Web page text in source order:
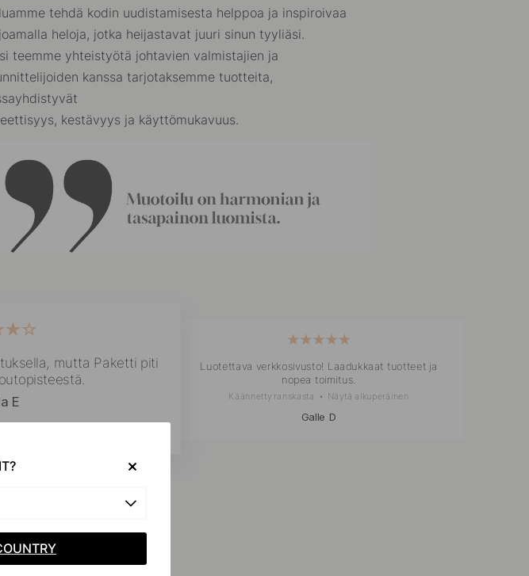
tehdä kodin uudistamisesta helppoa ja inspiroivaa
heloja, jotka heijastavat juuri sinun tyyliäsi.
teemme yhteistyötä johtavien valmistajien ja
kanssa tarjotaksemme tuotteita,
kestävyys ja käyttömukavuus.
mutta Paketti piti
E
Luotettava verkkosivusto! Laadukkaat tuotteet ja
nopea toimitus.
Käännetty ranskasta • Näytä alkuperäinen
Galle D